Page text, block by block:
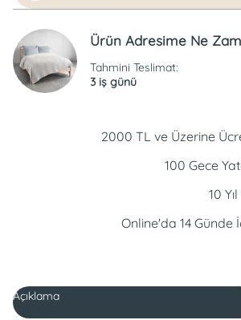
Ürün Adresime Ne
Tahmini Teslimat:
3 iş günü
2000 TL ve Üzerine
100 Gece
10
Online'da 14 Günde
Açıklama